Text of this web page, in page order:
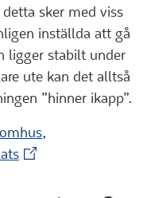
sker med viss
inställda att gå
ligger stabilt under
ute kan det alltså
”hinner ikapp”.
(Extern webbplats)